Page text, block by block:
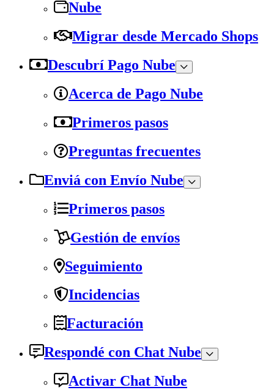
Nube
Migrar desde Mercado Shops
Descubrí Pago Nube
Acerca de Pago Nube
Primeros pasos
Preguntas frecuentes
Enviá con Envío Nube
Primeros pasos
Gestión de envíos
Seguimiento
Incidencias
Facturación
Respondé con Chat Nube
Activar Chat Nube